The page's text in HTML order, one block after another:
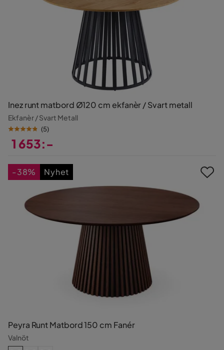
Inez runt matbord Ø120 cm ekfanèr / Svart metall
Ekfanèr / Svart Metall
(5)
1 653:-
Peyra Runt Matbord 150 cm Fanér
Valnöt
-38% Nyhet